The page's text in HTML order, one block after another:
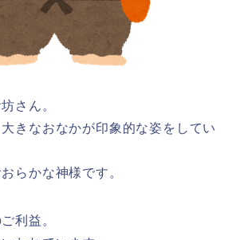
さん。
きなおなかが印象的な姿をしてい
らかな神様です。
利益。